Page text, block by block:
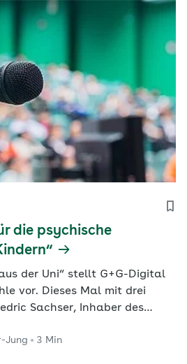
die psychische
aus der Uni“ stellt G+G-Digital
vor. Dieses Mal mit drei
Sachser, Inhaber des
an der Otto-Friedrich-
Jung 3 Min